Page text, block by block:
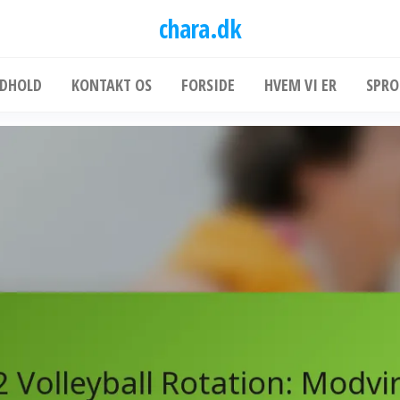
chara.dk
KONTAKT OS FORSIDE HVEM VI ER